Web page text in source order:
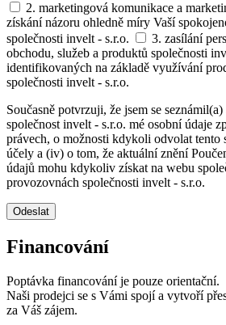
2. marketingová komunikace a
získání názoru ohledně míry Vaší
společnosti invelt - s.r.o.
3. zasílání
obchodu, služeb a produktů společnosti
identifikovaných na základě využívání
společnosti invelt - s.r.o.
Současně potvrzuji, že jsem se
společnost invelt - s.r.o. mé osobní údaje
právech, o možnosti kdykoli odvolat tento
účely a (iv) o tom, že aktuální znění
údajů mohu kdykoliv získat na webu
provozovnách společnosti invelt - s.r.o.
Odeslat
Financování
Poptávka financování je pouze orientační.
Naši prodejci se s Vámi spojí a vytvoří
za Váš zájem.